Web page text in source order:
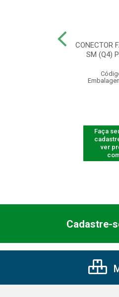
CONECTOR
SM (Q4)
Faça
ver
Cadastre-